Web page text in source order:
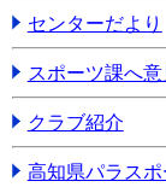
センターだより
スポーツ課へ
クラブ紹介
高知県パラス